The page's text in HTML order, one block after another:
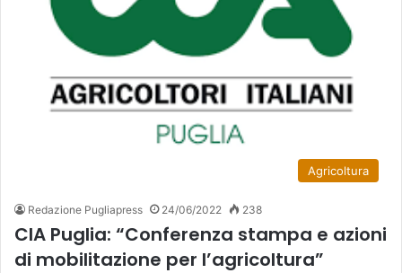
Agricoltura
Redazione Pugliapress 24/06/2022 238
CIA Puglia: “Conferenza stampa e azioni
di mobilitazione per l’agricoltura”